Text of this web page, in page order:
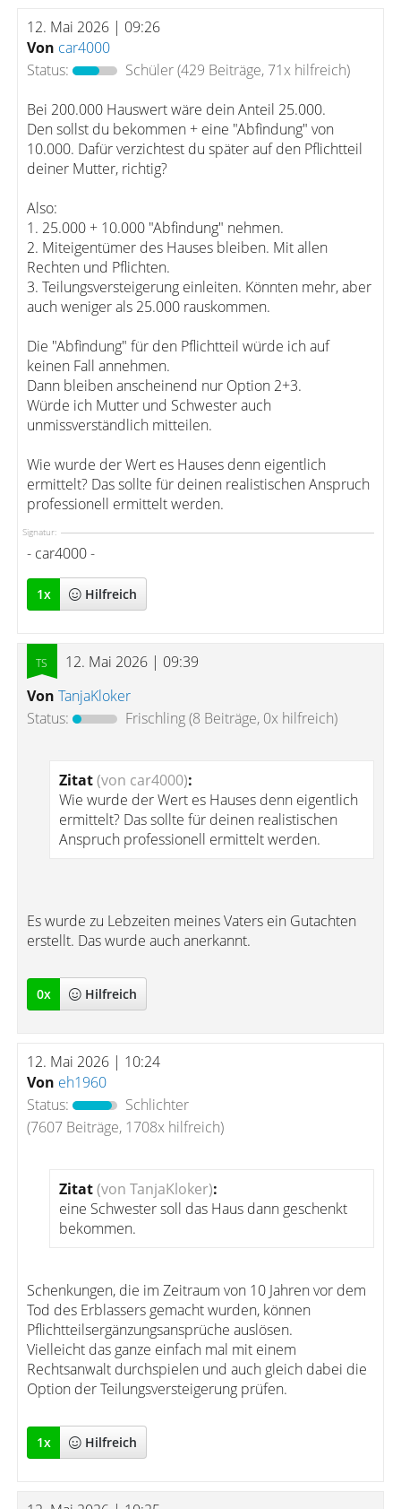
12. Mai 2026 | 09:26
Von car4000
Status:
Schüler(429 Beiträge, 71x hilfreich)
Bei 200.000 Hauswert wäre dein Anteil 25.000.
Den sollst du bekommen + eine "Abfindung" von
10.000. Dafür verzichtest du später auf den Pflichtteil
deiner Mutter, richtig?
Also:
1. 25.000 + 10.000 "Abfindung" nehmen.
2. Miteigentümer des Hauses bleiben. Mit allen
Rechten und Pflichten.
3. Teilungsversteigerung einleiten. Könnten mehr, aber
auch weniger als 25.000 rauskommen.
Die "Abfindung" für den Pflichtteil würde ich auf
keinen Fall annehmen.
Dann bleiben anscheinend nur Option 2+3.
Würde ich Mutter und Schwester auch
unmissverständlich mitteilen.
Wie wurde der Wert es Hauses denn eigentlich
ermittelt? Das sollte für deinen realistischen Anspruch
professionell ermittelt werden.
Signatur:
- car4000 -
1x Hilfreich
12. Mai 2026 | 09:39
Von TanjaKloker
Status:
Frischling(8 Beiträge, 0x hilfreich)
Zitat(von car4000):
Wie wurde der Wert es Hauses denn eigentlich
ermittelt? Das sollte für deinen realistischen
Anspruch professionell ermittelt werden.
Es wurde zu Lebzeiten meines Vaters ein Gutachten
erstellt. Das wurde auch anerkannt.
0x Hilfreich
12. Mai 2026 | 10:24
Von eh1960
Status:
Schlichter
(7607 Beiträge, 1708x hilfreich)
Zitat(von TanjaKloker):
eine Schwester soll das Haus dann geschenkt
bekommen.
Schenkungen, die im Zeitraum von 10 Jahren vor dem
Tod des Erblassers gemacht wurden, können
Pflichtteilsergänzungsansprüche auslösen.
Vielleicht das ganze einfach mal mit einem
Rechtsanwalt durchspielen und auch gleich dabei die
Option der Teilungsversteigerung prüfen.
1x Hilfreich